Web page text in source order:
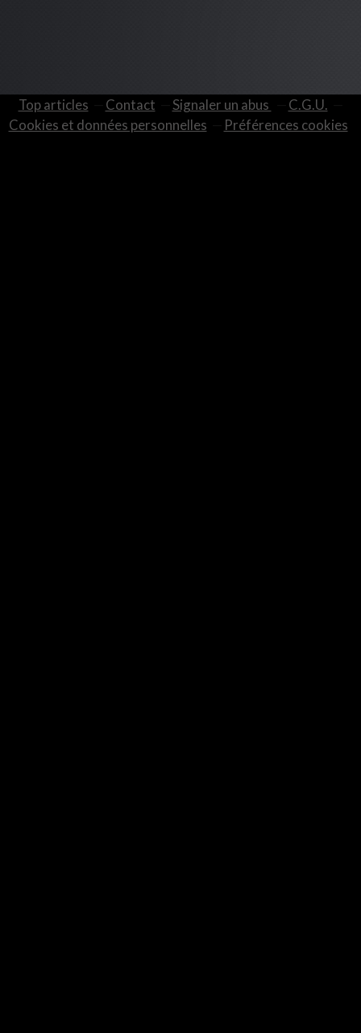
Top articles Contact Signaler un abus
C.G.U.
Cookies et données personnelles
Préférences cookies